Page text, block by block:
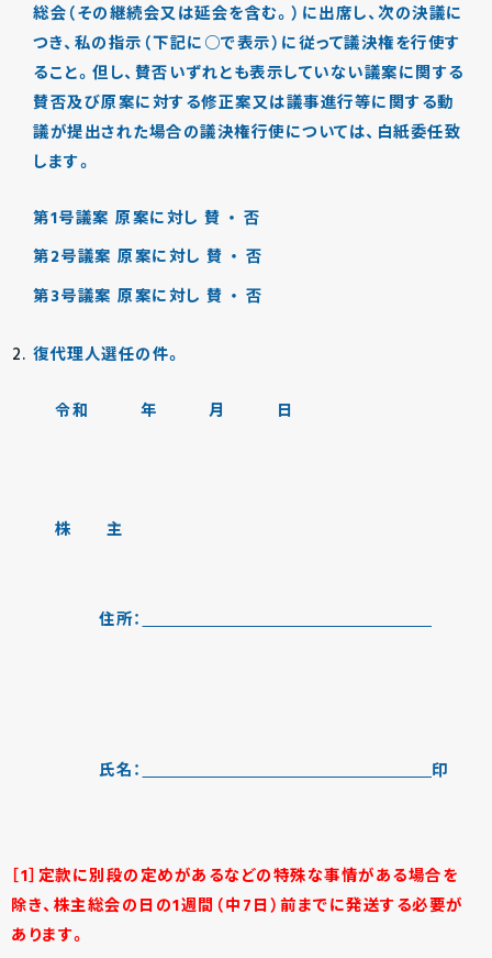
総会（その継続会又は延会を含む。）に出席し、次の決議に
つき、私の指示（下記に○で表示）に従って議決権を行使す
ること。但し、賛否いずれとも表示していない議案に関する
賛否及び原案に対する修正案又は議事進行等に関する動
議が提出された場合の議決権行使については、白紙委任致
します。
第1号議案 原案に対し 賛 ・ 否
第2号議案 原案に対し 賛 ・ 否
第3号議案 原案に対し 賛 ・ 否
復代理人選任の件。
令和 年 月 日
株 主
住所：
氏名： 印
［1］定款に別段の定めがあるなどの特殊な事情がある場合を
除き、株主総会の日の1週間（中7日）前までに発送する必要が
あります。